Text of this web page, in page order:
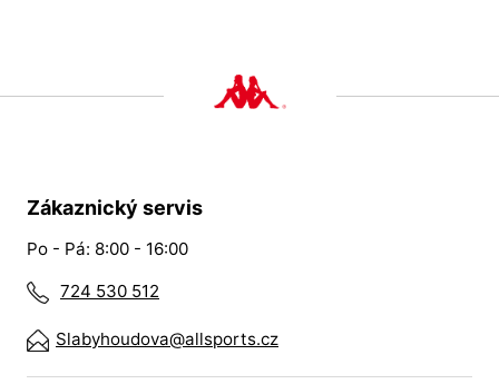
Zákaznický servis
Po - Pá: 8:00 - 16:00
724 530 512
Slabyhoudova@allsports.cz